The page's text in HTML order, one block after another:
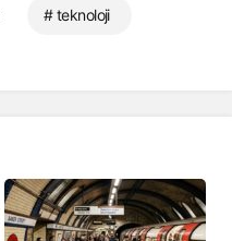
# teknoloji